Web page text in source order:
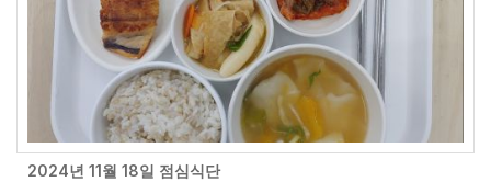
2024년 11월 18일 점심식단